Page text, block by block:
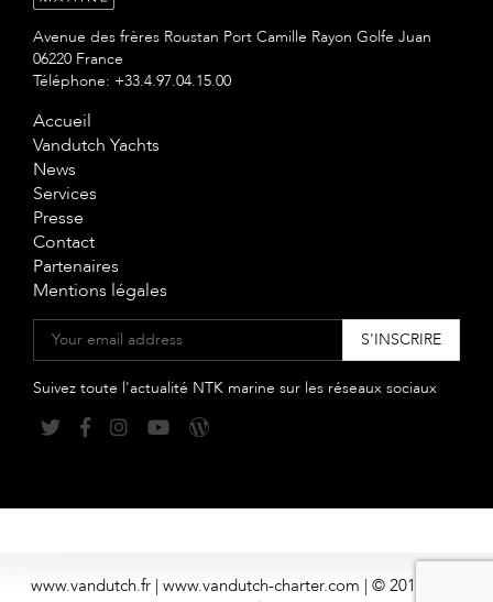
Avenue des frères Roustan Port Camille Rayon Golfe Juan
06220 France
Téléphone: +33.4.97.04.15.00
Accueil
Vandutch Yachts
News
Services
Presse
Contact
Partenaires
Mentions légales
Suivez toute l'actualité NTK marine sur les réseaux sociaux
www.vandutch.fr | www.vandutch-charter.com | © 2018 NTK